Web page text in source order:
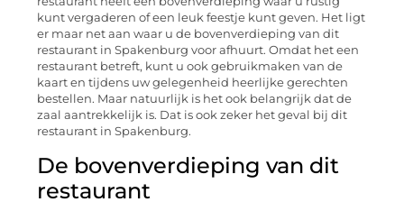
kunt vergaderen of een leuk feestje kunt geven. Het ligt
er maar net aan waar u de bovenverdieping van dit
restaurant in Spakenburg voor afhuurt. Omdat het een
restaurant betreft, kunt u ook gebruikmaken van de
kaart en tijdens uw gelegenheid heerlijke gerechten
bestellen. Maar natuurlijk is het ook belangrijk dat de
zaal aantrekkelijk is. Dat is ook zeker het geval bij dit
restaurant in Spakenburg.
De bovenverdieping van dit
restaurant